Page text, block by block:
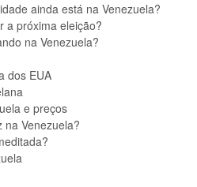
ainda está na Venezuela?
a próxima eleição?
na Venezuela?
dos EUA
e preços
na Venezuela?